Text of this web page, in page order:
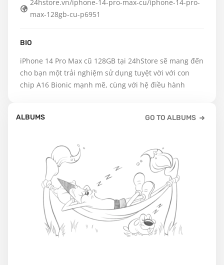
24hstore.vn/iphone-14-pro-max-cu/iphone-14-pro-
max-128gb-cu-p6951
BIO
iPhone 14 Pro Max cũ 128GB tại 24hStore sẽ mang đến
cho bạn một trải nghiệm sử dụng tuyệt vời với con
chip A16 Bionic mạnh mẽ, cùng với hệ điều hành
ALBUMS GO TO ALBUMS